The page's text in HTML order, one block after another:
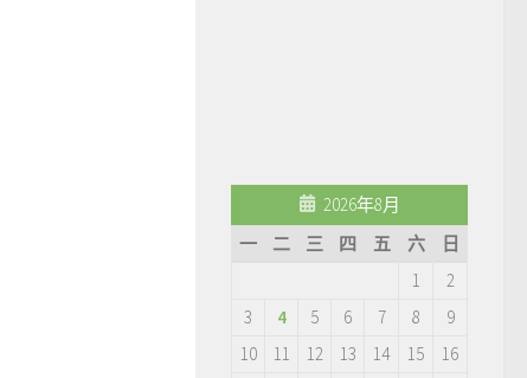
2026年8月
一
二 三 四 五 六 日
1
2
3
4 5 6 7 8
9
10
11 12 13 14 15
16